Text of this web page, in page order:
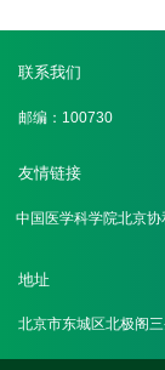
联系我们
邮编：100730
友情链接
中国医学科学院北京协
地址
北京市东城区北极阁